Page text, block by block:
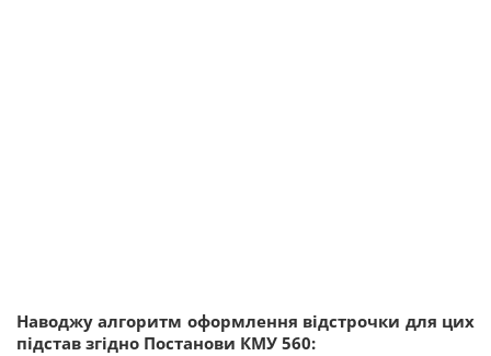
Наводжу алгоритм оформлення відстрочки для цих
підстав згідно Постанови КМУ 560: